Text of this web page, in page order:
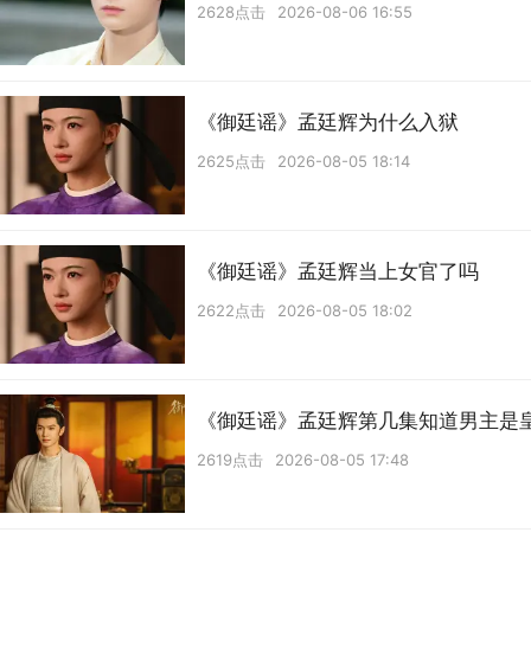
2628点击 2026-08-06 16:55
《御廷谣》孟廷辉为什么入狱
2625点击 2026-08-05 18:14
《御廷谣》孟廷辉当上女官了吗
2622点击 2026-08-05 18:02
《御廷谣》孟廷辉第几集知道男主是
2619点击 2026-08-05 17:48